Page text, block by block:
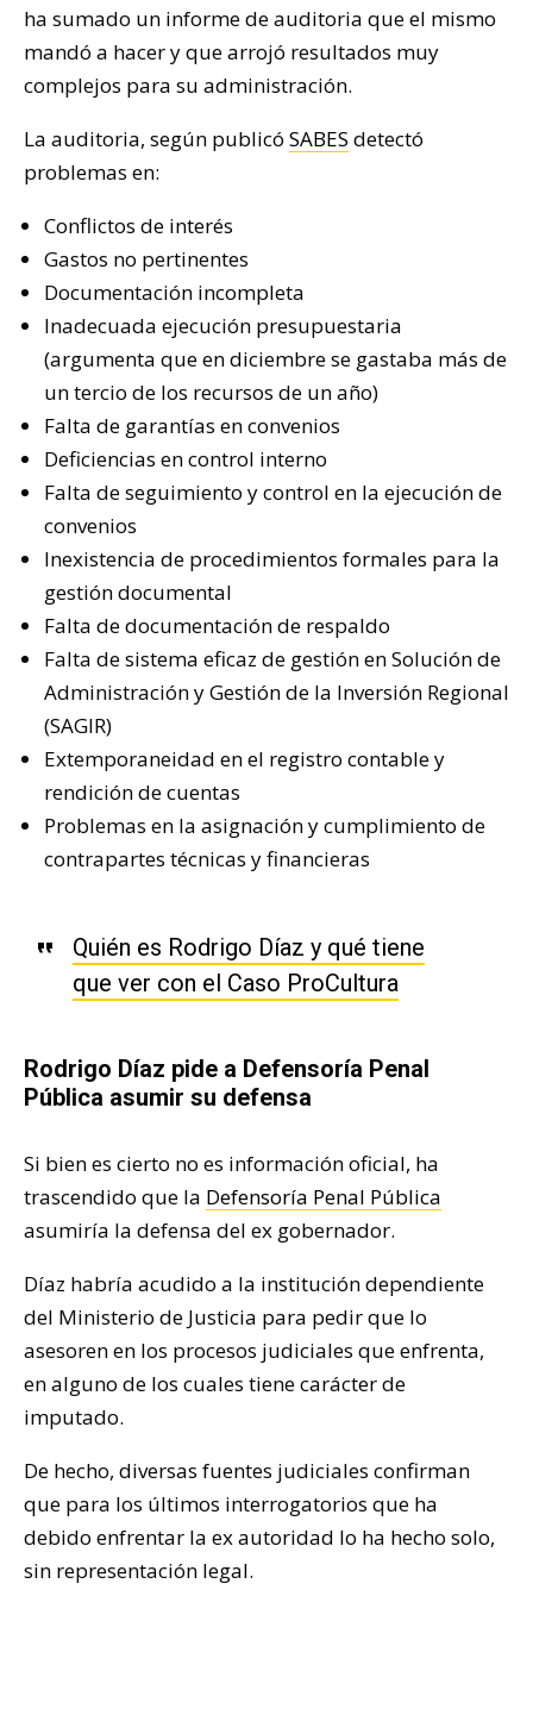
ha sumado un informe de auditoria que el mismo
mandó a hacer y que arrojó resultados muy
complejos para su administración.
La auditoria, según publicó SABES detectó
problemas en:
Conflictos de interés
Gastos no pertinentes
Documentación incompleta
Inadecuada ejecución presupuestaria
(argumenta que en diciembre se gastaba más de
un tercio de los recursos de un año)
Falta de garantías en convenios
Deficiencias en control interno
Falta de seguimiento y control en la ejecución de
convenios
Inexistencia de procedimientos formales para la
gestión documental
Falta de documentación de respaldo
Falta de sistema eficaz de gestión en Solución de
Administración y Gestión de la Inversión Regional
(SAGIR)
Extemporaneidad en el registro contable y
rendición de cuentas
Problemas en la asignación y cumplimiento de
contrapartes técnicas y financieras
Quién es Rodrigo Díaz y qué tiene
que ver con el Caso ProCultura
Rodrigo Díaz pide a Defensoría Penal
Pública asumir su defensa
Si bien es cierto no es información oficial, ha
trascendido que la Defensoría Penal Pública
asumiría la defensa del ex gobernador.
Díaz habría acudido a la institución dependiente
del Ministerio de Justicia para pedir que lo
asesoren en los procesos judiciales que enfrenta,
en alguno de los cuales tiene carácter de
imputado.
De hecho, diversas fuentes judiciales confirman
que para los últimos interrogatorios que ha
debido enfrentar la ex autoridad lo ha hecho solo,
sin representación legal.